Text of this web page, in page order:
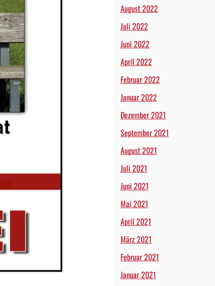
August 2022
Juli 2022
Juni 2022
April 2022
Februar 2022
Januar 2022
Dezember 2021
September 2021
August 2021
Juli 2021
Juni 2021
Mai 2021
April 2021
März 2021
Februar 2021
Januar 2021